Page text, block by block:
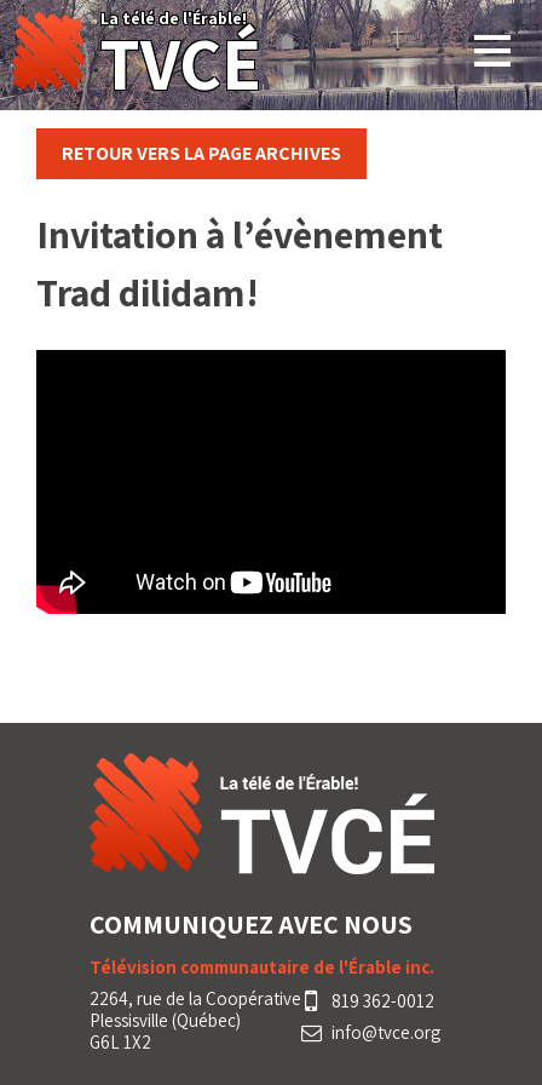
Skip
to
content
La télé de l'Érable!
TVCÉ
RETOUR VERS LA PAGE ARCHIVES
Invitation à l’évènement
Trad dilidam!
COMMUNIQUEZ AVEC NOUS
Télévision communautaire de l'Érable inc.
2264, rue de la Coopérative
Plessisville (Québec)
G6L 1X2
819 362-0012
info@tvce.org